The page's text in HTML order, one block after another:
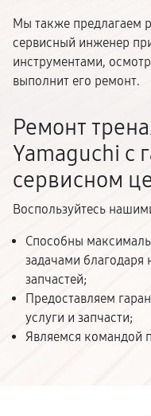
Мы также предлагаем
сервисный инженер
инструментами,
выполнит его ремонт.
Ремонт
Yamaguchi с
сервисном
Воспользуйтесь
Способны
задачами благодаря
запчастей;
Предоставляем
услуги и запчасти;
Являемся командой